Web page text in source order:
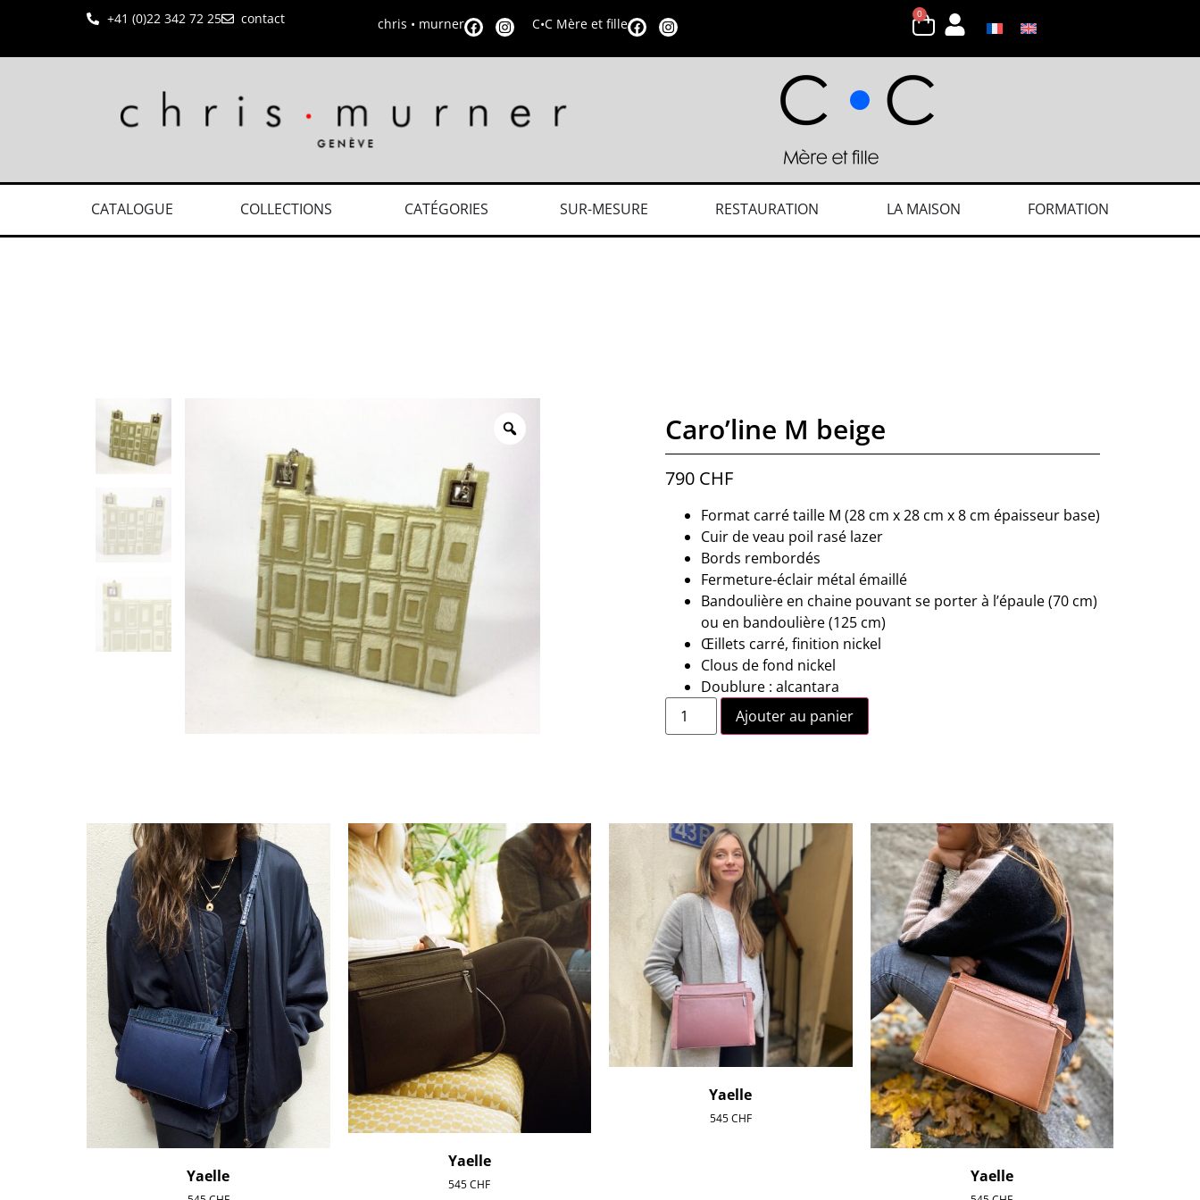
+41 (0)22 342 72 25 contact chris • murner C•C Mère et fille
0
CATALOGUE COLLECTIONS CATÉGORIES SUR-MESURE RESTAURATION LA MAISON FORMATION
Caro’line M beige
790 CHF
Format carré taille M (28 cm x 28 cm x 8 cm épaisseur base)
Cuir de veau poil rasé lazer
Bords rembordés
Fermeture-éclair métal émaillé
Bandoulière en chaine pouvant se porter à l’épaule (70 cm)
ou en bandoulière (125 cm)
Œillets carré, finition nickel
Clous de fond nickel
Doublure : alcantara
Ajouter au panier
Yaelle
Yaelle
545CHF
Yaelle
545CHF
Yaelle